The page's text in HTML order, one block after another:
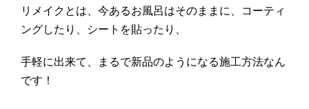
リメイクとは、今あるお風呂はそのままに、コーティ
ングしたり、シートを貼ったり、
手軽に出来て、まるで新品のようになる施工方法なん
です！